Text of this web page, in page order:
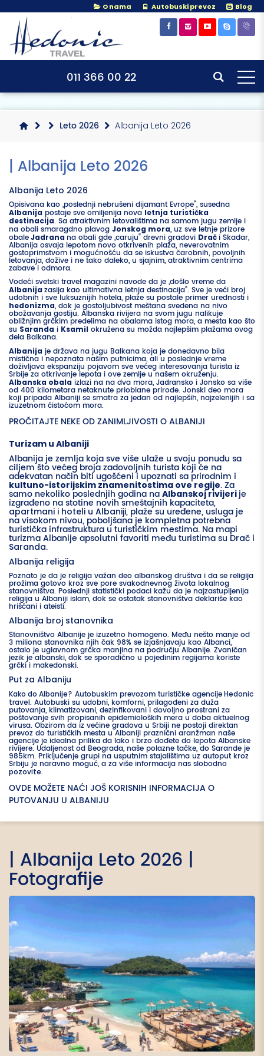
O nama Autobuski prevoz Blog
011 366 00 22
Leto 2026 Albanija Leto 2026
| Albanija Leto 2026
Albanija Leto 2026
Opisivana kao „poslednji nebrušeni dijamant Evrope“, susedna
Albanija postaje sve omiljenija nova letnja turistička
destinacija. Sa atraktivnim letovalištima na samom jugu zemlje i
na obali smaragdno plavog Jonskog mora, uz sve letnje prizore
obaleJadranana obali gde „caruju“ drevni gradovi Drači Skadar,
Albanija osvaja lepotom novo otkrivenih plaža, neverovatnim
gostoprimstvom i mogućnošću da se iskustva čarobnih, povoljnih
letovanja, dožive i ne tako daleko, u sjajnim, atraktivnim centrima
zabave i odmora.
Vodeći svetski travel magazini navode da je „došlo vreme da
Albanijazasija kao ultimativna letnja destinacija“. Sve je veći broj
udobnih i sve luksuznijih hotela, plaže su postale primer urednosti i
hedonizma, dok je gostoljubivost meštana svedena na nivo
obožavanja gostiju. Albanska rivijera na svom jugu nalikuje
obližnjim grčkim predelima na obalama istog mora, a mesta kao što
su Saranda i Ksamil okružena su možda najlepšim plažama ovog
dela Balkana.
Albanija je država na jugu Balkana koja je donedavno bila
mistična i nepoznata našim putnicima, ali u poslednje vreme
doživljava ekspanziju pojavom sve većeg interesovanja turista iz
Srbije za otkrivanje lepota i ove zemlje u našem okruženju.
Albanska obala izlazi na na dva mora, Jadransko i Jonsko sa više
od 400 kilometara netaknute prioblane prirode. Jonski deo mora
koji pripada Albaniji se smatra za jedan od najlepših, najzelenijih i sa
izuzetnom čistoćom mora.
PROČITAJTE NEKE OD ZANIMLJIVOSTI O ALBANIJI
Turizam u Albaniji
Albanija je zemlja koja sve više ulaže u svoju ponudu sa
ciljem što većeg broja zadovoljnih turista koji će na
adekvatan način biti ugošćeni i upoznati sa prirodnim i
kultuno-istorijskim znamenitostima ove regije. Za
samo nekoliko poslednjih godina na Albanskoj rivijeri je
izgrađeno na stotine novih smeštajnih kapaciteta,
apartmani i hoteli u Albaniji, plaže su uređene, usluga je
na visokom nivou, poboljšana je kompletna potrebna
turistička infrastruktura u turističkim mestima. Na mapi
turizma Albanije apsolutni favoriti među turistima su Drač i
Saranda.
Albanija religija
Poznato je da je religija važan deo albanskog društva i da se religija
prožima gotovo kroz sve pore svakodnevnog života lokalnog
stanovništva. Poslednji statistički podaci kažu da je najzastupljenija
religija u Albaniji islam, dok se ostatak stanovništva deklariše kao
hrišćani i ateisti.
Albanija broj stanovnika
Stanovništvo Albanije je izuzetno homogeno. Među nešto manje od
3 miliona stanovnika njih čak 98% se izjašnjavaju kao Albanci,
ostalo je uglavnom grčka manjina na području Albanije. Zvaničan
jezik je albanski, dok se sporadično u pojedinim regijama koriste
grčki i makedonski.
Put za Albaniju
Kako do Albanije? Autobuskim prevozom turističke agencijeHedonic
travel. Autobuski su udobni, komforni, prilagođeni za duža
putovanja, klimatizovani, dezinfikovani i dovoljno prostrani za
poštovanje svih propisanih epidemioloških mera u doba aktuelnog
virusa. Obzirom da iz većine gradova u Srbiji ne postoji direktan
prevoz do turističkih mesta u Albaniji praznični aranžman naše
agencije je idealna prilika da lako i brzo dođete do lepota Albanske
rivijere. Udaljenost od Beograda, naše polazne tačke, do Sarande je
985km. Priključenje grupi na usputnim stajalištima uz autoput kroz
Srbiju je naravno moguć, a za više informacija nas slobodno
pozovite.
OVDE MOŽETE NAĆI JOŠ KORISNIH INFORMACIJA O
PUTOVANJU U ALBANIJU
| Albanija Leto 2026 |
Fotografije
×
×